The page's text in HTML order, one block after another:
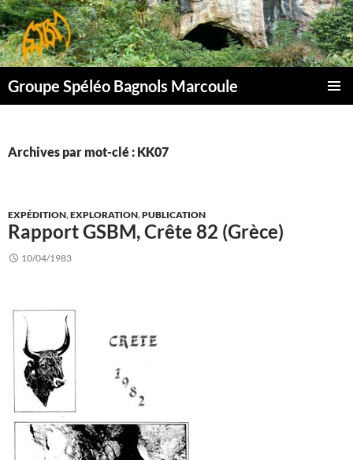
Aller
au
contenu
Groupe Spéléo Bagnols Marcoule
Archives par mot-clé : KK07
EXPÉDITION,EXPLORATION,PUBLICATION
Rapport GSBM, Crête 82 (Grèce)
10/04/1983